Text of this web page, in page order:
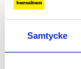
Samtycke